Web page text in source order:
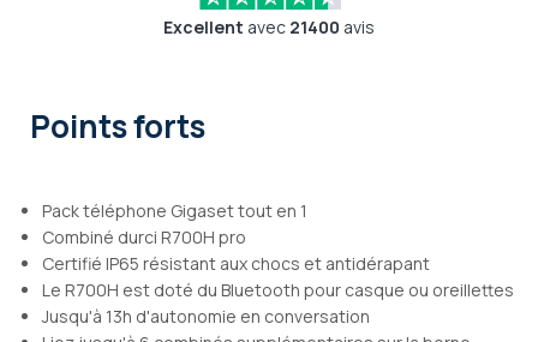
Excellent avec 21400 avis
Points forts
Pack téléphone Gigaset tout en 1
Combiné durci R700H pro
Certifié IP65 résistant aux chocs et antidérapant
Le R700H est doté du Bluetooth pour casque ou oreillettes
Jusqu'à 13h d'autonomie en conversation